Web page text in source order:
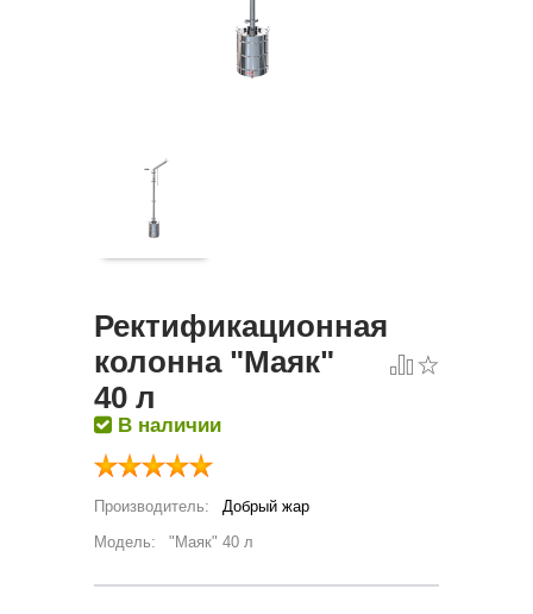
Ректификационная
колонна "Маяк"
40 л
В наличии
Производитель:
Добрый жар
Модель:
"Маяк" 40 л